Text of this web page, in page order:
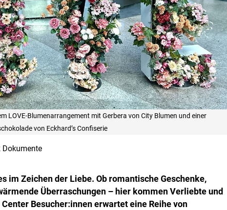
LOVE-Blumenarrangement mit Gerbera von City Blumen und einer
von Eckhard’s Confiserie
Dokumente
im Zeichen der Liebe. Ob romantische Geschenke,
Überraschungen – hier kommen Verliebte und
Besucher:innen erwartet eine Reihe von